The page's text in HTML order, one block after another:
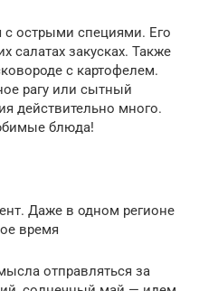
с острыми специями. Его
салатах закусках. Также
с картофелем.
рагу или сытный
действительно много.
блюда!
Даже в одном регионе
время
отправляться за